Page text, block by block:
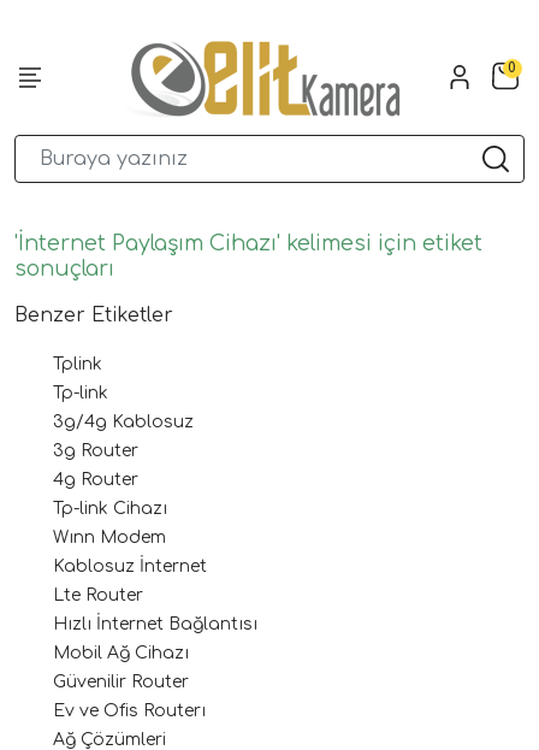
0
'İnternet Paylaşım Cihazı' kelimesi için etiket
sonuçları
Benzer Etiketler
Tplink
Tp-link
3g/4g Kablosuz
3g Router
4g Router
Tp-link Cihazı
Wınn Modem
Kablosuz İnternet
Lte Router
Hızlı İnternet Bağlantısı
Mobil Ağ Cihazı
Güvenilir Router
Ev ve Ofis Routerı
Ağ Çözümleri